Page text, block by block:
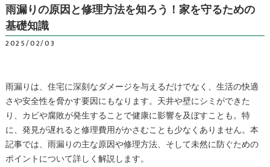
雨漏りの原因と修理方法を知ろう！家を守るための
基礎知識
2025/02/03
雨漏りは、住宅に深刻なダメージを与えるだけでなく、生活の快適
さや安全性を脅かす要因にもなります。天井や壁にシミができた
り、カビや腐敗が発生することで健康に影響を及ぼすことも。特
に、発見が遅れると修理費用がかさむことも少なくありません。本
記事では、雨漏りの主な原因や修理方法、そして未然に防ぐための
ポイントについて詳しく解説します。